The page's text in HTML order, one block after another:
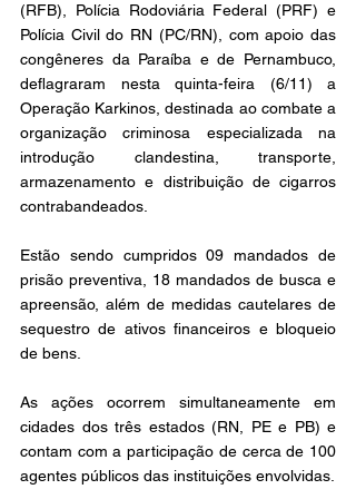
(RFB), Polícia Rodoviária Federal (PRF) e
Polícia Civil do RN (PC/RN), com apoio das
congêneres da Paraíba e de Pernambuco,
deflagraram nesta quinta-feira (6/11) a
Operação Karkinos, destinada ao combate a
organização criminosa especializada na
introdução clandestina, transporte,
armazenamento e distribuição de cigarros
contrabandeados.
Estão sendo cumpridos 09 mandados de
prisão preventiva, 18 mandados de busca e
apreensão, além de medidas cautelares de
sequestro de ativos financeiros e bloqueio
de bens.
As ações ocorrem simultaneamente em
cidades dos três estados (RN, PE e PB) e
contam com a participação de cerca de 100
agentes públicos das instituições envolvidas.